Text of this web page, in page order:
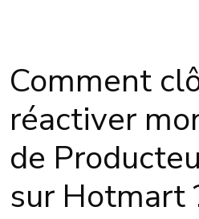
Comment
réactiver
de
sur Hotmart